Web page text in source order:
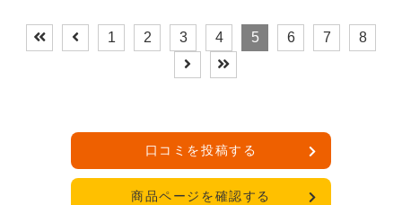
1 2 3 4 5 6 7 8
口コミを投稿する
商品ページを確認する